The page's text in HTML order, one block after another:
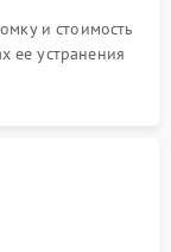
и стоимость
ее устранения